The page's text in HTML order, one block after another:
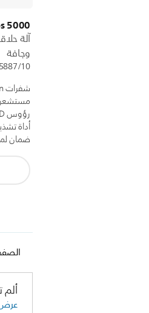
5000
آلة
وجافة
10
شفرات SteelPrecision
مستشعر Power Adapt
رؤوس ‎360-D‎ المرنة
أداة
ضمان لمدة
ألم
عرض